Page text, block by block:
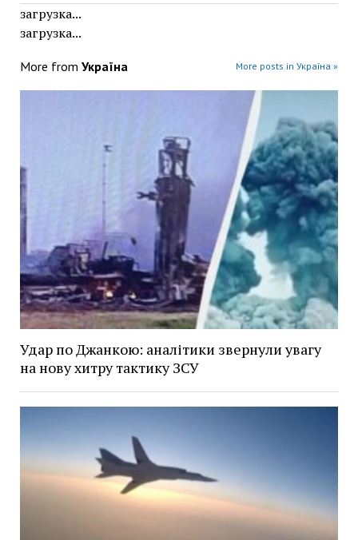
загрузка...
загрузка...
More from Україна More posts in Україна »
Удар по Джанкою: аналітики звернули увагу
на нову хитру тактику ЗСУ